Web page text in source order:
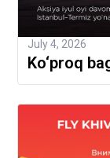
July 4, 2026
Ko‘proq